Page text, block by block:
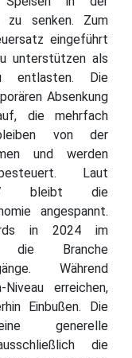
zu senken. Zum
eingeführt
unterstützen als
entlasten. Die
Absenkung
die mehrfach
von der
und werden
Laut
687 bleibt die
angespannt.
in 2024 im
die Branche
Während
erreichen,
Einbußen. Die
generelle
die